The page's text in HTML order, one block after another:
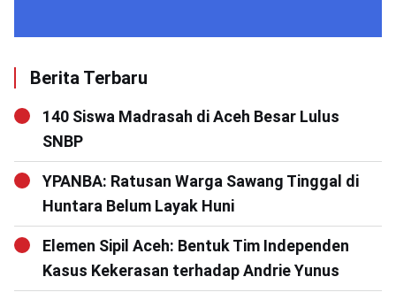
Berita Terbaru
140 Siswa Madrasah di Aceh Besar Lulus
SNBP
YPANBA: Ratusan Warga Sawang Tinggal di
Huntara Belum Layak Huni
Elemen Sipil Aceh: Bentuk Tim Independen
Kasus Kekerasan terhadap Andrie Yunus